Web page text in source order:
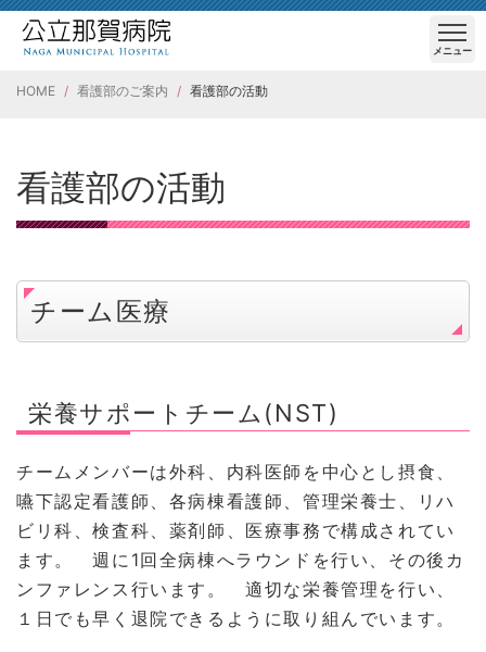
メニュー
HOME 看護部のご案内 看護部の活動
看護部の活動
チーム医療
栄養サポートチーム(NST)
チームメンバーは外科、内科医師を中心とし摂食、
嚥下認定看護師、各病棟看護師、管理栄養士、リハ
ビリ科、検査科、薬剤師、医療事務で構成されてい
ます。 週に1回全病棟へラウンドを行い、その後カ
ンファレンス行います。 適切な栄養管理を行い、
１日でも早く退院できるように取り組んでいます。